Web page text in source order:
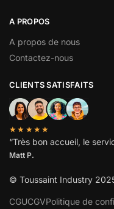
A PROPOS
A propos de nous
Contactez-nous
CLIENTS SATISFAITS
★★★★★
“Très bon accueil, le
Matt P.
© Toussaint Industry
CGUCGVPolitique de